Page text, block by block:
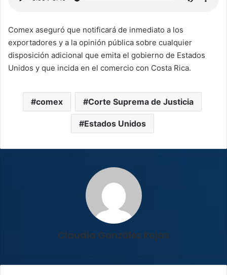
Comex aseguró que notificará de inmediato a los
exportadores y a la opinión pública sobre cualquier
disposición adicional que emita el gobierno de Estados
Unidos y que incida en el comercio con Costa Rica.
comex Corte Suprema de Justicia
Estados Unidos
Claudia González Rojas